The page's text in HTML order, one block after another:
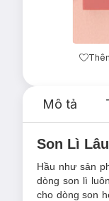
Mô tả
Son Lì
Hầu như sản
dòng son lì
cho dòng son